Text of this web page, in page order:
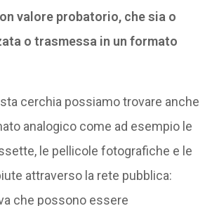
valore probatorio, che sia o
o trasmessa in un formato
cerchia possiamo trovare anche
analogico come ad esempio le
le pellicole fotografiche e le
attraverso la rete pubblica:
che possono essere